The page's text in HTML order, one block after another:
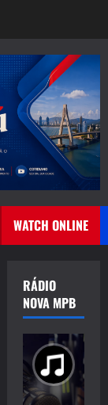
WATCH ONLINE
RÁDIO
NOVA MPB